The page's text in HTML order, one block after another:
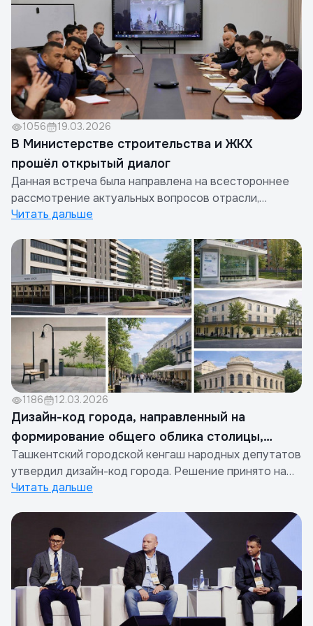
BI»,«O‘ZSHAHAR QURILISH...
1056 19.03.2026
В Министерстве строительства и ЖКХ
прошёл открытый диалог
Данная встреча была направлена на всестороннее
рассмотрение актуальных вопросов отрасли,
налаживание открытого и конструктивного диалога
совершенствование правовых механизмов.
Модератором выступил руководитель Ассоциации
М. Ниязмухамедов. Особое внимание было...
Читать дальше
1186 12.03.2026
Дизайн-код города, направленный на
формирование общего облика столицы,
официально утверждён.
Ташкентский городской кенгаш народных депутатов
утвердил дизайн-код города. Решение принято на
основе документа, разработанного компанией SM
учётом предложений столичной администрации.
Документ устанавливает правила планирования
общественных про...
Читать дальше